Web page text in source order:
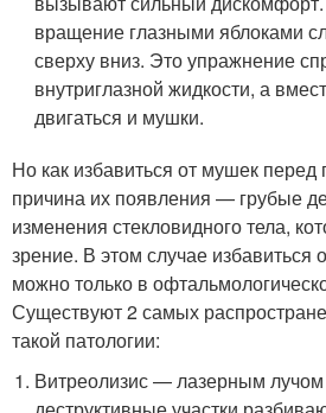
вращение глазными яблоками
сверху вниз. Это упражнение
внутриглазной жидкости, а
двигаться и мушки.
Но как избавиться от мушек перед
причина их появления — грубые
изменения стекловидного тела,
зрение. В этом случае избавиться
можно только в
Существуют 2 самых
такой патологии:
Витреолизис — лазерным